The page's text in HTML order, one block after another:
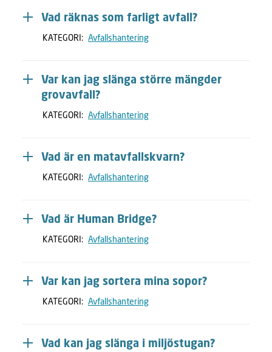
Vad räknas som farligt avfall?
KATEGORI: Avfallshantering
Var kan jag slänga större mängder
grovavfall?
KATEGORI: Avfallshantering
Vad är en matavfallskvarn?
KATEGORI: Avfallshantering
Vad är Human Bridge?
KATEGORI: Avfallshantering
Var kan jag sortera mina sopor?
KATEGORI: Avfallshantering
Vad kan jag slänga i miljöstugan?